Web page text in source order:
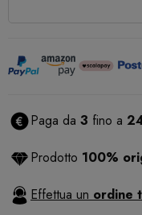
Paga da 3 fino a
Prodotto 100%
Effettua un ordine